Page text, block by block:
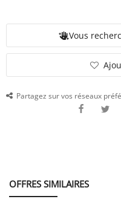
Vous
Partagez sur vos réseaux
OFFRES SIMILAIRES